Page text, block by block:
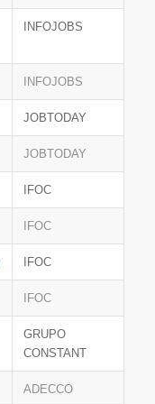
INFOJOBS
INFOJOBS
JOBTODAY
JOBTODAY
IFOC
IFOC
IFOC
IFOC
GRUPO
CONSTANT
ADECCO